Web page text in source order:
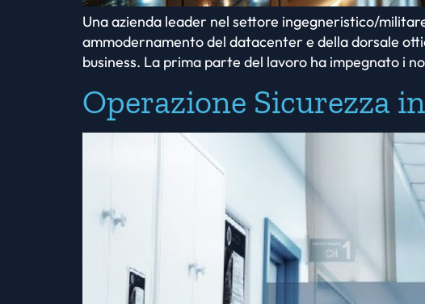
Una azienda leader nel settore ingegneristico/
ammodernamento del datacenter e della dorsale
business. La prima parte del lavoro ha impegnato i
Operazione Sicurezza